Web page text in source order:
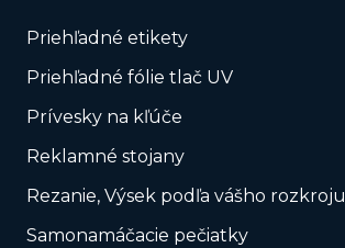
Priehľadné etikety
Priehľadné fólie tlač UV
Prívesky na kľúče
Reklamné stojany
Rezanie, Výsek podľa vášho rozkroju
Samonamáčacie pečiatky